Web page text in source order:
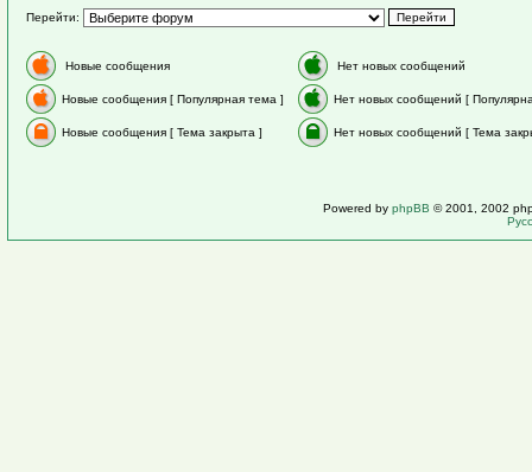
Перейти:
Новые сообщения Нет новых сообщений
Новые сообщения [ Популярная тема ] Нет новых сообщений [
Новые сообщения [ Тема закрыта ] Нет новых сообщений [ Тема
Powered by phpBB © 2001, 2002